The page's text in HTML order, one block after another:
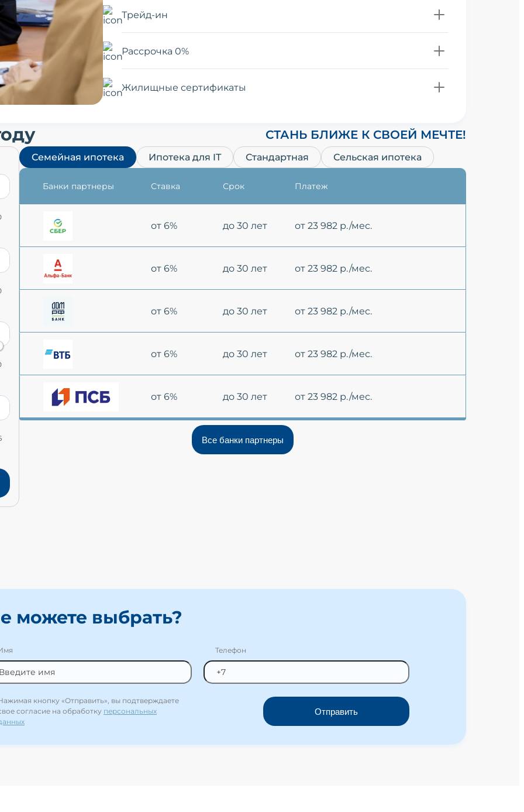
Трейд-ин
Рассрочка 0%
Жилищные сертификаты
СТАНЬ БЛИЖЕ К СВОЕЙ МЕЧТЕ!
Семейная ипотека Ипотека для IT Стандартная Сельская ипотека
Банки партнеры Ставка Срок Платеж
от 6% до 30 лет от 23 982 р./мес.
от 6% до 30 лет от 23 982 р./мес.
от 6% до 30 лет от 23 982 р./мес.
от 6% до 30 лет от 23 982 р./мес.
от 6% до 30 лет от 23 982 р./мес.
Все банки партнеры
можете выбрать?
Телефон
кнопку «Отправить», вы подтверждаете
согласие на обработку персональных
Отправить